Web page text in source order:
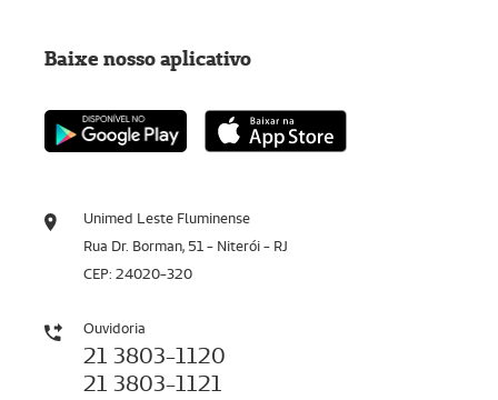
Unimed Leste Fluminense
Rua Dr. Borman, 51 - Niterói - RJ
CEP: 24020-320
Ouvidoria
21 3803-1120
21 3803-1121
Baixe nosso aplicativo